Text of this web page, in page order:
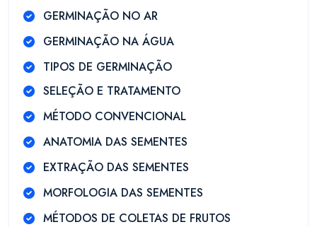
GERMINAÇÃO NO AR
GERMINAÇÃO NA ÁGUA
TIPOS DE GERMINAÇÃO
SELEÇÃO E TRATAMENTO
MÉTODO CONVENCIONAL
ANATOMIA DAS SEMENTES
EXTRAÇÃO DAS SEMENTES
MORFOLOGIA DAS SEMENTES
MÉTODOS DE COLETAS DE FRUTOS